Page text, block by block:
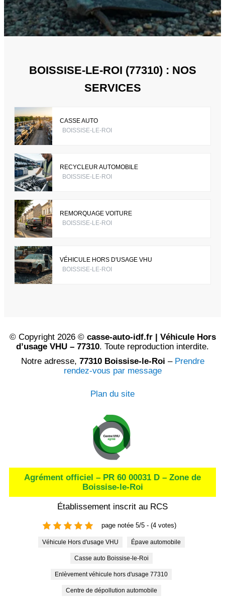
BOISSISE-LE-ROI (77310) : NOS
SERVICES
CASSE AUTO
BOISSISE-LE-ROI
RECYCLEUR AUTOMOBILE
BOISSISE-LE-ROI
REMORQUAGE VOITURE
BOISSISE-LE-ROI
VÉHICULE HORS D'USAGE VHU
BOISSISE-LE-ROI
© Copyright 2026 © casse-auto-idf.fr | Véhicule Hors
d’usage VHU – 77310. Toute reproduction interdite.
Notre adresse, 77310 Boissise-le-Roi – Prendre
rendez-vous par message
Plan du site
Agrément officiel – PR 60 00031 D – Zone de
Boissise-le-Roi
Établissement inscrit au RCS
page notée 5/5 - (4 votes)
Véhicule Hors d'usage VHU Épave automobile
Casse auto Boissise-le-Roi
Enlèvement véhicule hors d'usage 77310
Centre de dépollution automobile